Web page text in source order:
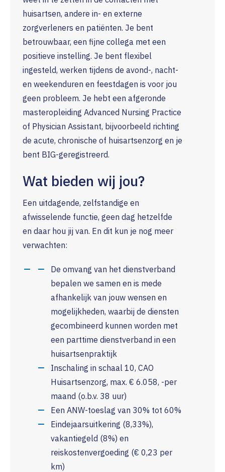
huisartsen, andere in- en externe
zorgverleners en patiënten. Je bent
betrouwbaar, een fijne collega met een
positieve instelling. Je bent flexibel
ingesteld, werken tijdens de avond-, nacht-
en weekenduren en feestdagen is voor jou
geen probleem. Je hebt een afgeronde
masteropleiding Advanced Nursing Practice
of Physician Assistant, bijvoorbeeld richting
de acute, chronische of huisartsenzorg en je
bent BIG-geregistreerd.
Wat bieden wij jou?
Een uitdagende, zelfstandige en
afwisselende functie, geen dag hetzelfde
en daar hou jij van. En dit kun je nog meer
verwachten:
De omvang van het dienstverband
bepalen we samen en is mede
afhankelijk van jouw wensen en
mogelijkheden, waarbij de diensten
gecombineerd kunnen worden met
een parttime dienstverband in een
huisartsenpraktijk
Inschaling in schaal 10, CAO
Huisartsenzorg, max. € 6.058, -per
maand (o.b.v. 38 uur)
Een ANW-toeslag van 30% tot 60%
Eindejaarsuitkering (8,33%),
vakantiegeld (8%) en
reiskostenvergoeding (€ 0,23 per
km)